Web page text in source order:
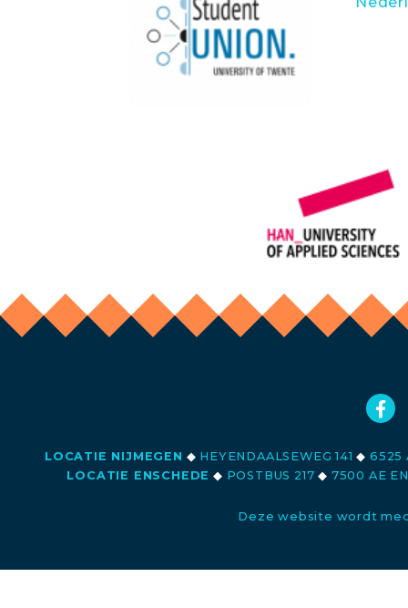
LOCATIE NIJMEGEN ◆ HEYENDAALSEWEG 141◆ 6525
LOCATIE ENSCHEDE ◆ POSTBUS 217◆ 7500 AE
Deze website wordt